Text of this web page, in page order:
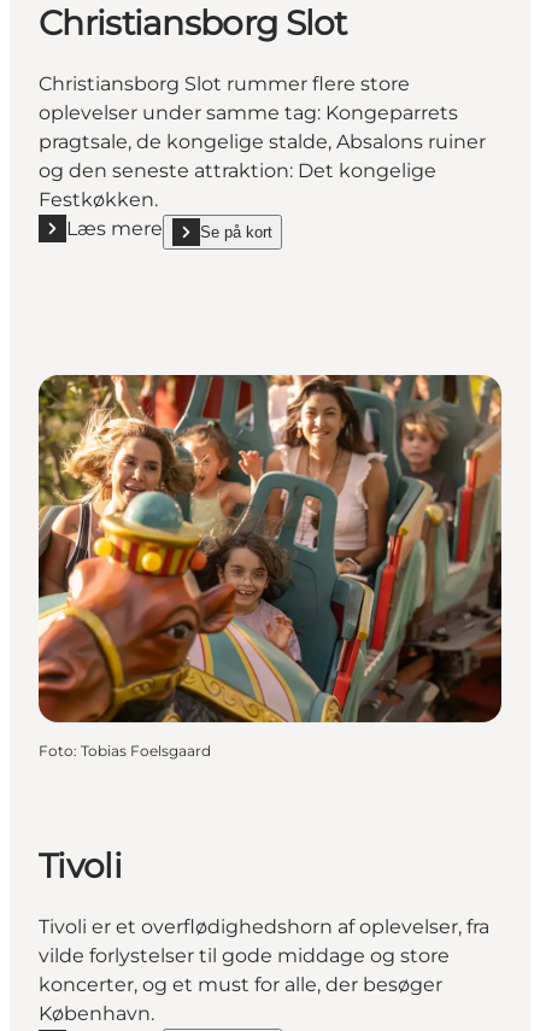
Christiansborg Slot
Christiansborg Slot rummer flere store
oplevelser under samme tag: Kongeparrets
pragtsale, de kongelige stalde, Absalons ruiner
og den seneste attraktion: Det kongelige
Festkøkken.
Læs mere
Læs mere "Christiansborg Slot"
Se på kort
show Christiansborg Slot on_map
Foto: Tobias Foelsgaard
Tivoli
Tivoli er et overflødighedshorn af oplevelser, fra
vilde forlystelser til gode middage og store
koncerter, og et must for alle, der besøger
København.